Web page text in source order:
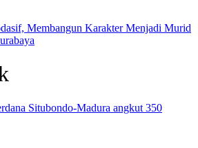
Membangun Karakter Menjadi Murid